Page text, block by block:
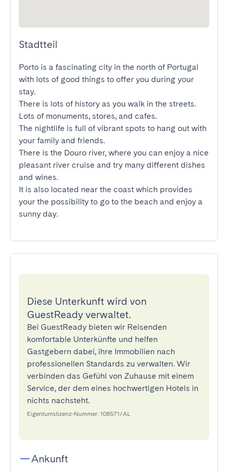
Stadtteil
Porto is a fascinating city in the north of Portugal
with lots of good things to offer you during your
stay.
There is lots of history as you walk in the streets.
Lots of monuments, stores, and cafes.
The nightlife is full of vibrant spots to hang out with
your family and friends.
There is the Douro river, where you can enjoy a nice
pleasant river cruise and try many different dishes
and wines.
It is also located near the coast which provides
your the possibility to go to the beach and enjoy a
sunny day.
Diese Unterkunft wird von
GuestReady verwaltet.
Bei GuestReady bieten wir Reisenden
komfortable Unterkünfte und helfen
Gastgebern dabei, ihre Immobilien nach
professionellen Standards zu verwalten. Wir
verbinden das Gefühl von Zuhause mit einem
Service, der dem eines hochwertigen Hotels in
nichts nachsteht.
Eigentumslizenz-Nummer: 108571/AL
Ankunft